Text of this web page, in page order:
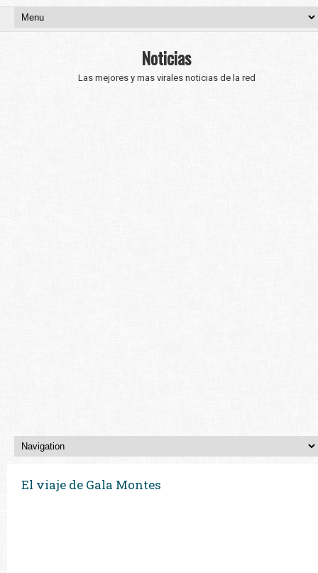
Noticias
Las mejores y mas virales noticias de la red
El viaje de Gala Montes